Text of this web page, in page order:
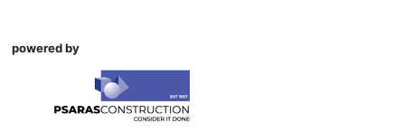
powered by